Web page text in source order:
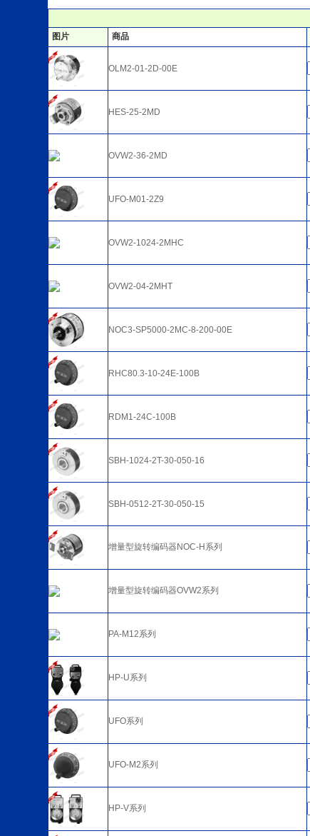
图片
商品
OLM2-01-2D-00E
HES-25-2MD
OVW2-36-2MD
UFO-M01-2Z9
OVW2-1024-2MHC
OVW2-04-2MHT
NOC3-SP5000-2MC-8-200-00E
RHC80.3-10-24E-100B
RDM1-24C-100B
SBH-1024-2T-30-050-16
SBH-0512-2T-30-050-15
增量型旋转编码器NOC-H系列
增量型旋转编码器OVW2系列
PA-M12系列
HP-U系列
UFO系列
UFO-M2系列
HP-V系列